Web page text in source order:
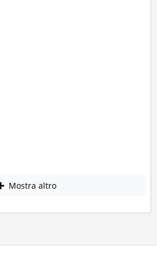
Mostra altro